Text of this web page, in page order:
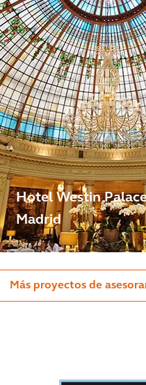
Hotel Westin
Madrid
Más proyectos de